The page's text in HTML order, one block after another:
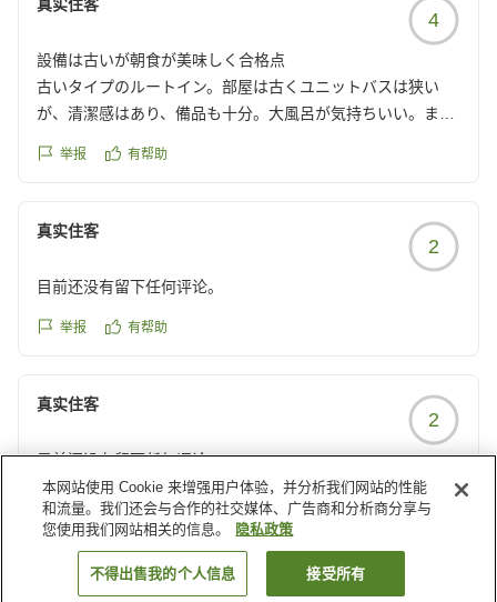
真实住客
4
設備は古いが朝食が美味しく合格点
古いタイプのルートイン。部屋は古くユニットバスは狭い
が、清潔感はあり、備品も十分。大風呂が気持ちいい。また
茶無料サービスが嬉しい。コスパも含め全体的には合格点だ
クチコミの詳細はこちらから
举报 有帮助
真实住客
2
目前还没有留下任何评论。
举报 有帮助
真实住客
2
目前还没有留下任何评论。
举报 有帮助
载入更多结果
本网站使用 Cookie 来增强用户体验，并分析我们网站的性能
和流量。我们还会与合作的社交媒体、广告商和分析商分享与
您使用我们网站相关的信息。
隐私政策
不得出售我的个人信息 接受所有